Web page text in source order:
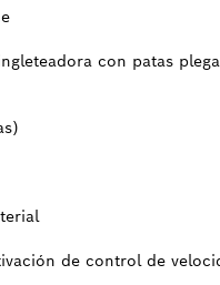
con patas
de control de